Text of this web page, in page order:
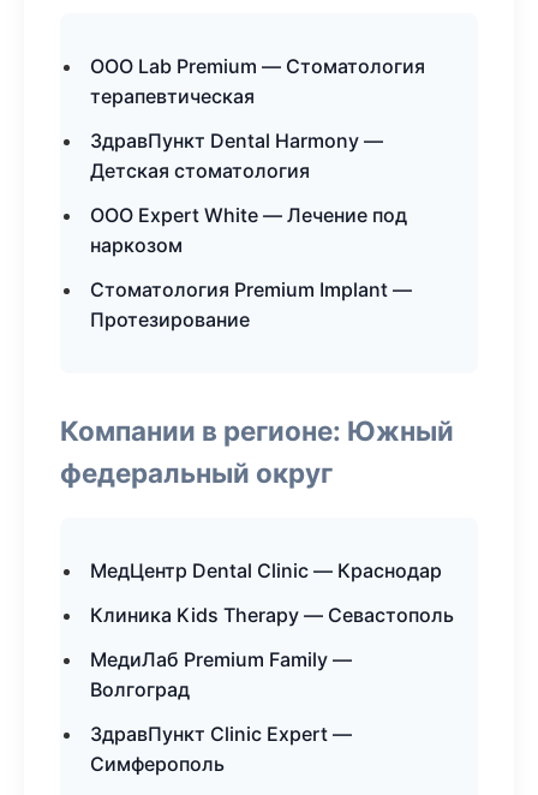
ООО Lab Premium — Стоматология
терапевтическая
ЗдравПункт Dental Harmony —
Детская стоматология
ООО Expert White — Лечение под
наркозом
Стоматология Premium Implant —
Протезирование
Компании в регионе: Южный
федеральный округ
МедЦентр Dental Clinic — Краснодар
Клиника Kids Therapy — Севастополь
МедиЛаб Premium Family —
Волгоград
ЗдравПункт Clinic Expert —
Симферополь